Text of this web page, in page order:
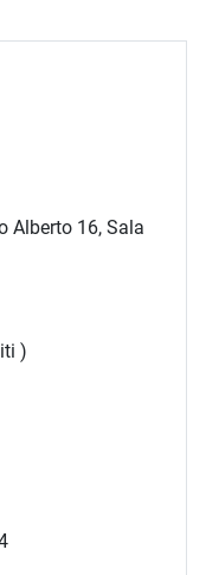
Alberto 16, Sala
)